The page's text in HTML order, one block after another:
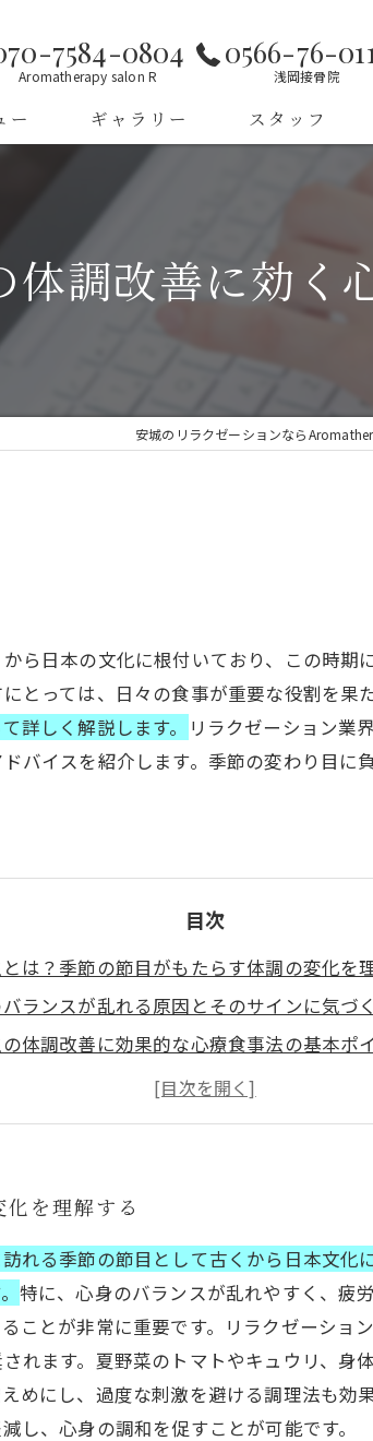
7584-0804
Aromatherapy salon R
0566-76-
浅岡接骨院
ー ギャラリー スタッフ
体調改善に効く
安城のリラクゼーションなら
ら日本の文化に根付いており、この時
とっては、日々の食事が重要な役割を果た
詳しく解説します。
リラクゼーション業
バイスを紹介します。季節の変わり目に
目次
は？季節の節目がもたらす体調の変化を
ランスが乱れる原因とそのサインに気づ
体調改善に効果的な心療食事法の基本ポ
ゼーションの視点から考える、心と身体を
日常生活に取り入れたい半夏生のための
不調を乗り越え、健やかな毎日を手に入れ
を理解する
れる季節の節目として古くから日本文
特に、心身のバランスが乱れやすく、疲
ことが非常に重要です。リラクゼーショ
れます。夏野菜のトマトやキュウリ、
めにし、過度な刺激を避ける調理法も効
し、心身の調和を促すことが可能です。